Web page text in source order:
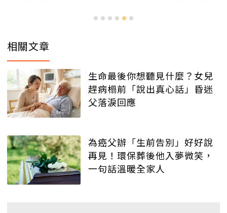
相關文章
生命最後你想聽見什麼？女兒
趕病榻前「說出真心話」昏迷
父落淚回應
為癌父辦「生前告別」好好說
再見！環保葬後他入夢微笑，
一句話溫暖全家人